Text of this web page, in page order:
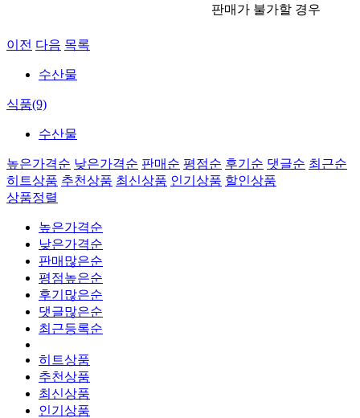
판매가 불가할 경우
이전 다음 목록
수산물
식품(9)
수산물
높은가격순 낮은가격순 판매순 평점순 후기순 댓글순 최근순
히트상품 추천상품 최신상품 인기상품 할인상품
상품정렬
높은가격순
낮은가격순
판매많은순
평점높은순
후기많은순
댓글많은순
최근등록순
히트상품
추천상품
최신상품
인기상품